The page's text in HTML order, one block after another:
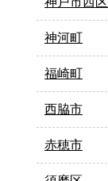
神河町
福崎町
西脇市
赤穂市